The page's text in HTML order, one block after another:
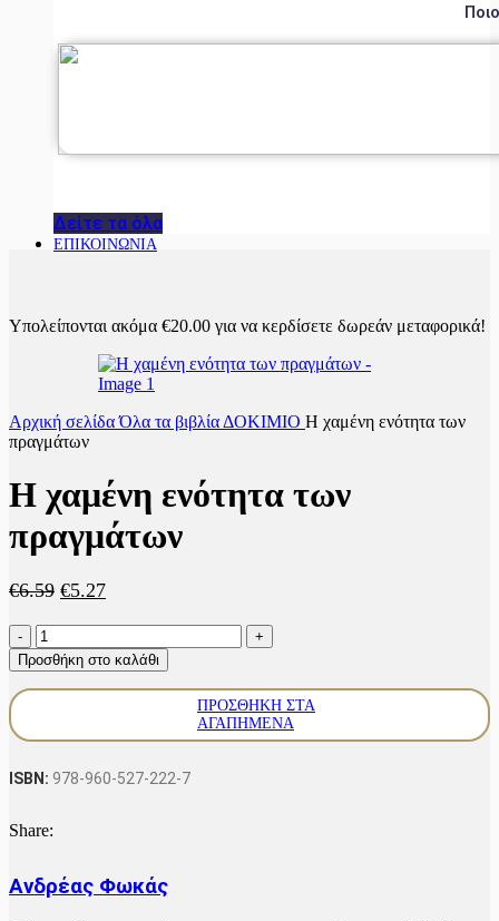
Δείτε τα όλα
ΕΠΙΚΟΙΝΩΝΙΑ
Υπολείπονται ακόμα €20.00 για να κερδίσετε δωρεάν μεταφορικά!
Αρχική σελίδαΌλα τα βιβλία ΔΟΚΙΜΙΟ Η χαμένη ενότητα των
πραγμάτων
Η χαμένη ενότητα των
πραγμάτων
€6.59 Original
€6.59.
€5.27Η
είναι:
€5.27.
Η
χαμένη
ενότητα
των
Προσθήκη στο καλάθι
ΠΡΟΣΘΉΚΗ ΣΤΑ
ΑΓΑΠΗΜΈΝΑ
ISBN: 978-960-527-222-7
Share:
Ανδρέας Φωκάς